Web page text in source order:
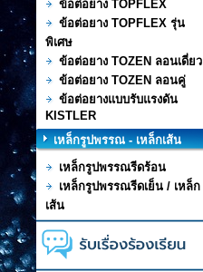
ข้อต่อยาง TOPFLEX
ข้อต่อยาง TOPFLEX รุ่น
พิเศษ
ข้อต่อยาง TOZEN ลอนเดี่ยว
ข้อต่อยาง TOZEN ลอนคู่
ข้อต่อยางแบบรับแรงดัน
KISTLER
เหล็กรูปพรรณ - เหล็กเส้น
เหล็กรูปพรรณรีดร้อน
เหล็กรูปพรรณรีดเย็น / เหล็ก
เส้น